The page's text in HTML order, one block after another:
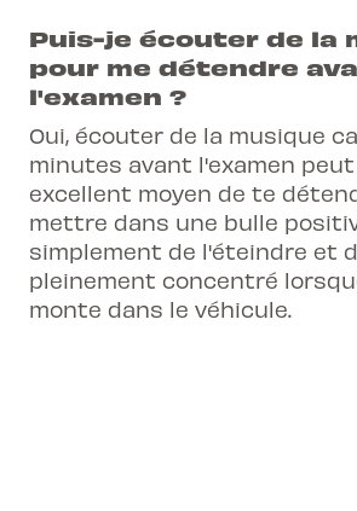
Puis-je écouter de la
pour me détendre
l'examen ?
Oui, écouter de la musique
minutes avant l'examen
excellent moyen de te
mettre dans une bulle
simplement de l'éteindre et
pleinement concentré
monte dans le véhicule.